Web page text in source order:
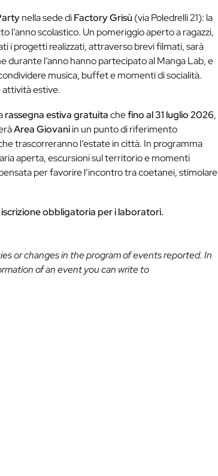
nella sede diFactory Grisù(via Poledrelli 21): la
scolastico. Un pomeriggio aperto a ragazzi,
i progetti realizzati, attraverso brevi filmati, sarà
durante l’anno hanno partecipato al Manga Lab, e
musica, buffet e momenti di socialità.
attività estive.
rassegna estiva gratuitachefino al 31 luglio 2026,
Area Giovaniin un punto di riferimento
trascorreranno l’estate in città. In programma
aperta, escursioni sul territorio e momenti
per favorire l’incontro tra coetanei, stimolare
obbligatoria per i laboratori.
or changes in the program of events reported. In
of an event you can write to